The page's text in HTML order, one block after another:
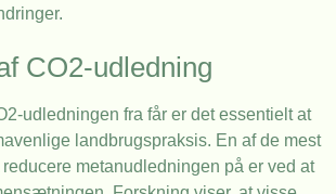
CO2-udledning
udledningen fra får er det essentielt at
landbrugspraksis. En af de mest
metanudledningen på er ved at